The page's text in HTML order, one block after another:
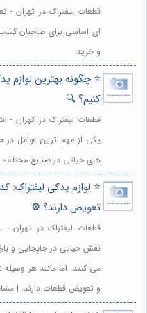
قطعات لیفتراک در تهران -
ای اساسی برای صاحبان
و خرید
⭐️ چگونه بهترین لوازم
کنیم؟ 🔍
قطعات لیفتراک در تهران -
یکی از مهم ترین عوامل در
های حیاتی در صنایع
⭐️ لوازم یدکی لیفتراک:
تعویض دارند؟ ⚙️
قطعات لیفتراک در تهران
نقش حیاتی در جابجایی و
می کنند. اما مانند هر وسیله
و تعویض قطعات دارند. |